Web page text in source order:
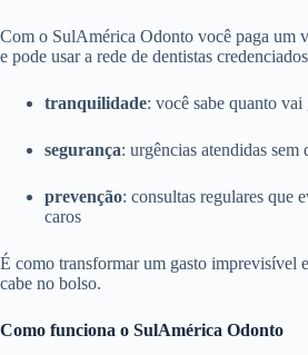
Com o SulAmérica Odonto você paga um
e pode usar a rede de dentistas
tranquilidade: você sabe quanto vai
segurança: urgências atendidas sem
prevenção: consultas regulares que
caros
É como transformar um gasto imprevisível
cabe no bolso.
Como funciona o SulAmérica Odonto